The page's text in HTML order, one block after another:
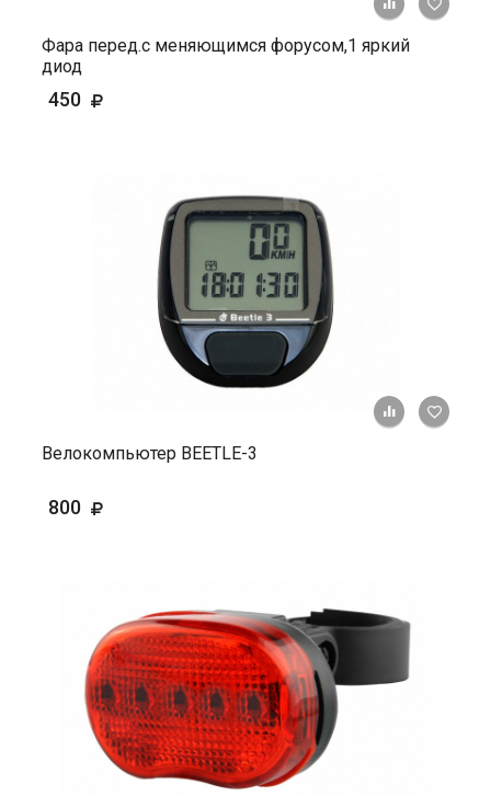
+ К
Фара перед.с меняющимся форусом,1 яркий
диод
450
+ К
Велокомпьютер BEETLE-3
800